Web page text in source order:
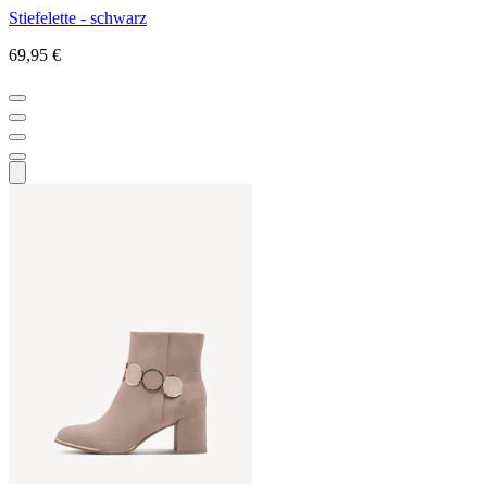
Stiefelette - schwarz
69,95 €